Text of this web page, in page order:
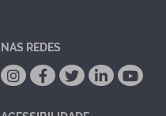
NAS REDES